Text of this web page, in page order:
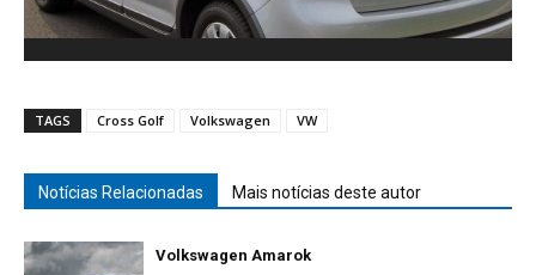
TAGS Cross Golf Volkswagen VW
Notícias Relacionadas Mais notícias deste autor
Volkswagen Amarok